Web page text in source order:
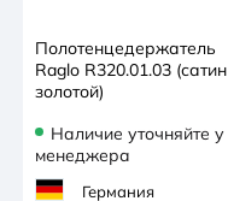
Полотенцедержатель
Raglo R320.01.03 (сатин
золотой)
Наличие уточняйте у
менеджера
Германия